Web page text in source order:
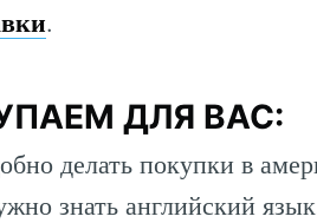
.
ДЛЯ ВАС:
делать покупки в
знать английский